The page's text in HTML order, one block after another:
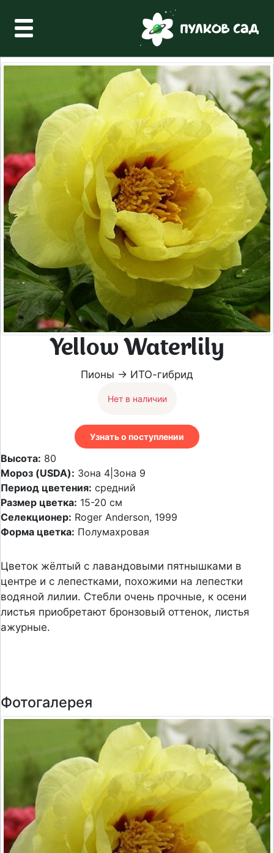
Yellow Waterlily
Пионы → ИТО-гибрид
Нет в наличии
Узнать о поступлении
Высота: 80
Мороз (USDA): Зона 4|Зона 9
Период цветения: средний
Размер цветка: 15-20 см
Селекционер: Roger Anderson, 1999
Форма цветка: Полумахровая
Цветок жёлтый с лавандовыми пятнышками в
центре и с лепестками, похожими на лепестки
водяной лилии. Стебли очень прочные, к осени
листья приобретают бронзовый оттенок, листья
ажурные.
Фотогалерея